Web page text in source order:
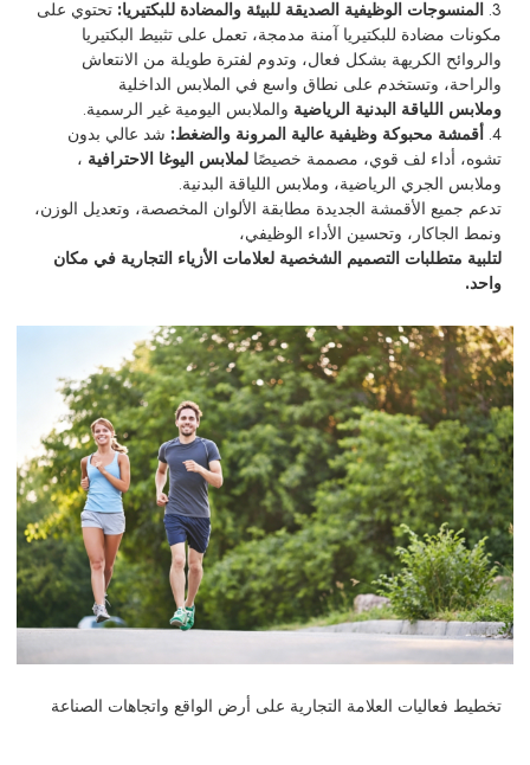
3. المنسوجات الوظيفية الصديقة للبيئة والمضادة للبكتيريا: تحتوي على
مكونات مضادة للبكتيريا آمنة مدمجة، تعمل على تثبيط البكتيريا
والروائح الكريهة بشكل فعال، وتدوم لفترة طويلة من الانتعاش
والراحة، وتستخدم على نطاق واسع في الملابس الداخلية
وملابس اللياقة البدنية الرياضية والملابس اليومية غير الرسمية.
4. أقمشة محبوكة وظيفية عالية المرونة والضغط: شد عالي بدون
تشوه، أداء لف قوي، مصممة خصيصًالملابس اليوغا الاحترافية ،
وملابس الجري الرياضية، وملابس اللياقة البدنية.
تدعم جميع الأقمشة الجديدة مطابقة الألوان المخصصة، وتعديل الوزن،
ونمط الجاكار، وتحسين الأداء الوظيفي،
لتلبية متطلبات التصميم الشخصية لعلامات الأزياء التجارية في مكان
واحد.
تخطيط فعاليات العلامة التجارية على أرض الواقع واتجاهات الصناعة